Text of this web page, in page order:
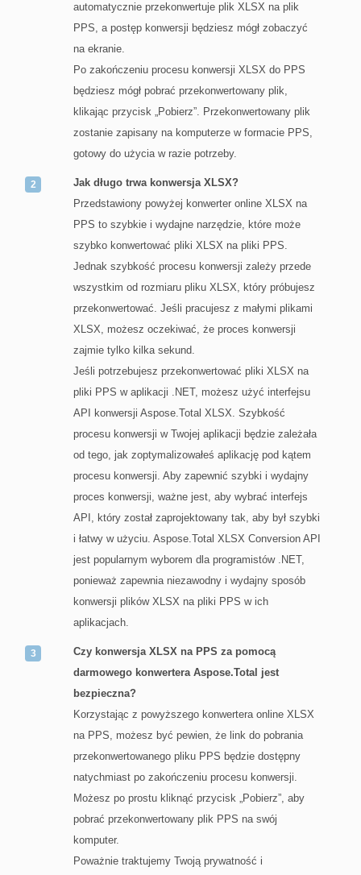
automatycznie przekonwertuje plik XLSX na plik
PPS, a postęp konwersji będziesz mógł zobaczyć
na ekranie.
Po zakończeniu procesu konwersji XLSX do PPS
będziesz mógł pobrać przekonwertowany plik,
klikając przycisk „Pobierz”. Przekonwertowany plik
zostanie zapisany na komputerze w formacie PPS,
gotowy do użycia w razie potrzeby.
Jak długo trwa konwersja XLSX?
Przedstawiony powyżej konwerter online XLSX na
PPS to szybkie i wydajne narzędzie, które może
szybko konwertować pliki XLSX na pliki PPS.
Jednak szybkość procesu konwersji zależy przede
wszystkim od rozmiaru pliku XLSX, który próbujesz
przekonwertować. Jeśli pracujesz z małymi plikami
XLSX, możesz oczekiwać, że proces konwersji
zajmie tylko kilka sekund.
Jeśli potrzebujesz przekonwertować pliki XLSX na
pliki PPS w aplikacji .NET, możesz użyć interfejsu
API konwersji Aspose.Total XLSX. Szybkość
procesu konwersji w Twojej aplikacji będzie zależała
od tego, jak zoptymalizowałeś aplikację pod kątem
procesu konwersji. Aby zapewnić szybki i wydajny
proces konwersji, ważne jest, aby wybrać interfejs
API, który został zaprojektowany tak, aby był szybki
i łatwy w użyciu. Aspose.Total XLSX Conversion API
jest popularnym wyborem dla programistów .NET,
ponieważ zapewnia niezawodny i wydajny sposób
konwersji plików XLSX na pliki PPS w ich
aplikacjach.
Czy konwersja XLSX na PPS za pomocą
darmowego konwertera Aspose.Total jest
bezpieczna?
Korzystając z powyższego konwertera online XLSX
na PPS, możesz być pewien, że link do pobrania
przekonwertowanego pliku PPS będzie dostępny
natychmiast po zakończeniu procesu konwersji.
Możesz po prostu kliknąć przycisk „Pobierz”, aby
pobrać przekonwertowany plik PPS na swój
komputer.
Poważnie traktujemy Twoją prywatność i